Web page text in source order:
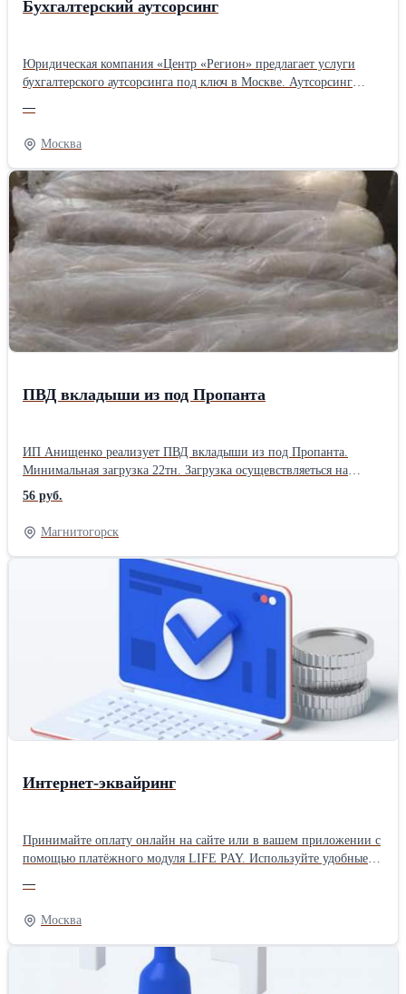
Бухгалтерский аутсорсинг
Юридическая компания «Центр «Регион» предлагает услуги
бухгалтерского аутсорсинга под ключ в Москве. Аутсорсинг
бухгалтерские вопросы самостоятельно. Таким образом, не
нужны собственные сотрудники. Также услуга дает
дополнительные плюсы с точки зрения эффективности решения
бухгалтерских задач и управления. Ознакомиться с информацией
более подробно Вы можете на нашем сайте
—
Москва
ПВД вкладыши из под Пропанта
ИП Анищенко реализует ПВД вкладыши из под Пропанта.
Минимальная загрузка 22тн. Загрузка осущевствляеться на
месторождении. Форма оплаты безналичный расчет,на ИП. С
НДС не работаем.
56 руб.
Магнитогорск
Интернет-эквайринг
Принимайте оплату онлайн на сайте или в вашем приложении с
помощью платёжного модуля LIFE PAY. Используйте удобные
оплату от клиентов, если у вас нет сайта.
—
Москва